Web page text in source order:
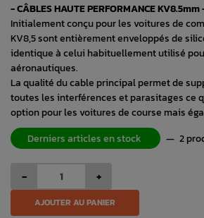
- CÂBLES HAUTE PERFORMANCE
Initialement conçu pour les voitures de
KV8,5 sont entièrement enveloppés de
identique à celui habituellement utilisé
aéronautiques.
La qualité du cable principal permet de
toutes les interférences et parasitages ce
option pour les voitures de course mais
Derniers articles en stock
— 2
- +
AJOUTER AU PANIER